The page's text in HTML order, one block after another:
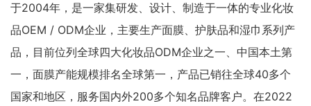
于2004年，是一家集研发、设计、制造于一体的专业化妆
品OEM / ODM企业，主要生产面膜、护肤品和湿巾系列产
品，目前位列全球四大化妆品ODM企业之一、中国本土第
一，面膜产能规模排名全球第一，产品已销往全球40多个
国家和地区，服务国内外200多个知名品牌客户。在2022